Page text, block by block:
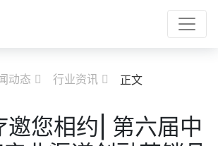
动态  行业资讯  正文
邀您相约| 第六届中